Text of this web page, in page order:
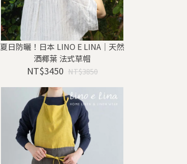
夏日防曬！日本 LINO E LINA｜天然
酒椰葉 法式草帽
NT$3450 NT$3850